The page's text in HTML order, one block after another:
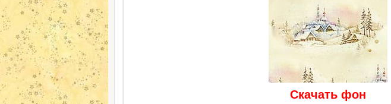
Скачать фон